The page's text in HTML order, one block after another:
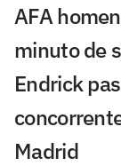
AFA
minuto de
Endrick
Madrid